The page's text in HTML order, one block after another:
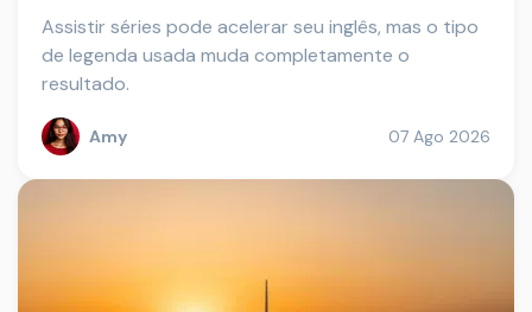
Assistir séries pode acelerar seu inglês, mas o tipo
de legenda usada muda completamente o
resultado.
Amy 07 Ago 2026